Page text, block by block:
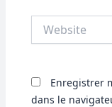
Enregistrer
dans le